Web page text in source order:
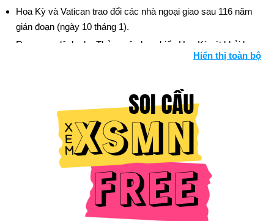
Hoa Kỳ và Vatican trao đổi các nhà ngoại giao sau 116 năm
gián đoạn (ngày 10 tháng 1).
Reagan ra lệnh cho Thủy quân lục chiến Hoa Kỳ rút khỏi lực
lượng gìn giữ hòa bình quốc tế Beirut (ngày 7 tháng 2).
72 tuổi, được mệnh danh là nhà lãnh đạo Liên Xô (ngày 9
tháng 2). Bối cảnh: Những người cai trị nước Nga từ năm
Ý và Vatican đồng ý chấm dứt Công giáo La Mã là quốc giáo
(ngày 18 tháng 2).
Liên Xô rút khỏi Thế vận hội mùa hè ở Hoa Kỳ và các quốc gia
trong khối khác theo sau (ngày 7 tháng 5 và tiếp theo).
José Napoleón Duarte, người ôn hòa, được bầu làm tổng
Hiển thị toàn bộ